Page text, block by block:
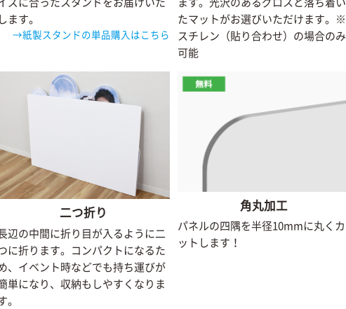
します。
→紙製スタンドの単品購入はこちら
たマットがお選びいただけます。※
スチレン（貼り合わせ）の場合のみ
可能
二つ折り
辺の中間に折り目が入るように二
に折ります。コンパクトになるた
、イベント時などでも持ち運びが
単になり、収納もしやすくなりま
。
角丸加工
パネルの四隅を半径10mmに丸くカ
ットします！